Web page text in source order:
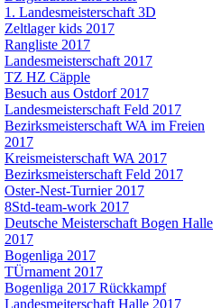
1. Landesmeisterschaft 3D
Zeltlager kids 2017
Rangliste 2017
Landesmeisterschaft 2017
TZ HZ Cäpple
Besuch aus Ostdorf 2017
Landesmeisterschaft Feld 2017
Bezirksmeisterschaft WA im Freien
2017
Kreismeisterschaft WA 2017
Bezirksmeisterschaft Feld 2017
Oster-Nest-Turnier 2017
8Std-team-work 2017
Deutsche Meisterschaft Bogen Halle
2017
Bogenliga 2017
TÜrnament 2017
Bogenliga 2017 Rückkampf
Landesmeiterschaft Halle 2017